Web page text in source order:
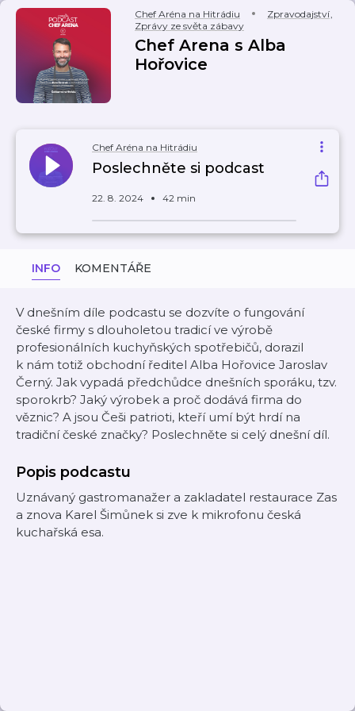
Chef Aréna na Hitrádiu Zpravodajství,
Zprávy ze světa zábavy
Chef Arena s Alba
Hořovice
Chef Aréna na Hitrádiu
Poslechněte si podcast
22. 8. 2024 42 min
INFO KOMENTÁŘE
V dnešním díle podcastu se dozvíte o fungování
české firmy s dlouholetou tradicí ve výrobě
profesionálních kuchyňských spotřebičů, dorazil
k nám totiž obchodní ředitel Alba Hořovice Jaroslav
Černý. Jak vypadá předchůdce dnešních sporáku, tzv.
sporokrb? Jaký výrobek a proč dodává firma do
věznic? A jsou Češi patrioti, kteří umí být hrdí na
tradiční české značky? Poslechněte si celý dnešní díl.
Popis podcastu
Uznávaný gastromanažer a zakladatel restaurace Zas
a znova Karel Šimůnek si zve k mikrofonu česká
kuchařská esa.